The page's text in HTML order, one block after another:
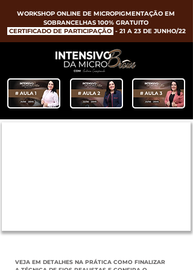
WORKSHOP ONLINE DE MICROPIGMENTAÇÃO EM
SOBRANCELHAS 100% GRATUITO
CERTIFICADO DE PARTICIPAÇÃO - 21 A 23 DE JUNHO/22
VEJA EM DETALHES NA PRÁTICA COMO FINALIZAR